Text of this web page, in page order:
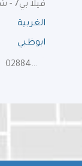
فيلا بي7 - شارع السهوة
الغربية
ابوظبي
028840102